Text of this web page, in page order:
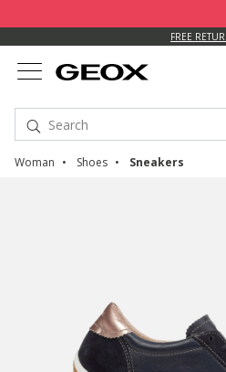
FREE
Woman Shoes Sneakers